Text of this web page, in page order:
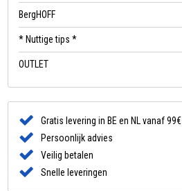
BergHOFF
* Nuttige tips *
OUTLET
Gratis levering in BE en NL vanaf 99€
Persoonlijk advies
Veilig betalen
Snelle leveringen